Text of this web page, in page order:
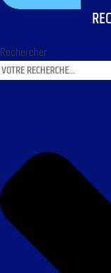
Rechercher